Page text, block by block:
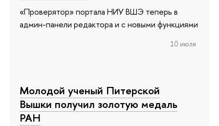
«Проверятор» портала НИУ ВШЭ теперь в
админ-панели редактора и с новыми функциями
10 июля
Молодой ученый Питерской
Вышки получил золотую медаль
РАН